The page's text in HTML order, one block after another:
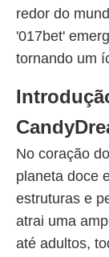
redor do
'017bet'
tornando um
No coração
planeta doce
estruturas e
atrai uma
até adultos,